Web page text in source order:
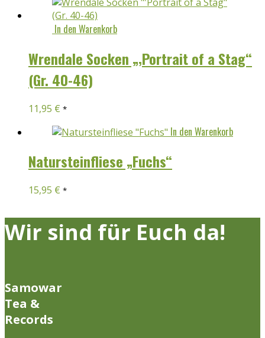
In den Warenkorb
Wrendale Socken „‚Portrait of a Stag“
(Gr. 40-46)
11,95 € *
In den Warenkorb
Natursteinfliese „Fuchs“
15,95 € *
Wir sind für Euch da!
Samowar
Tea &
Records